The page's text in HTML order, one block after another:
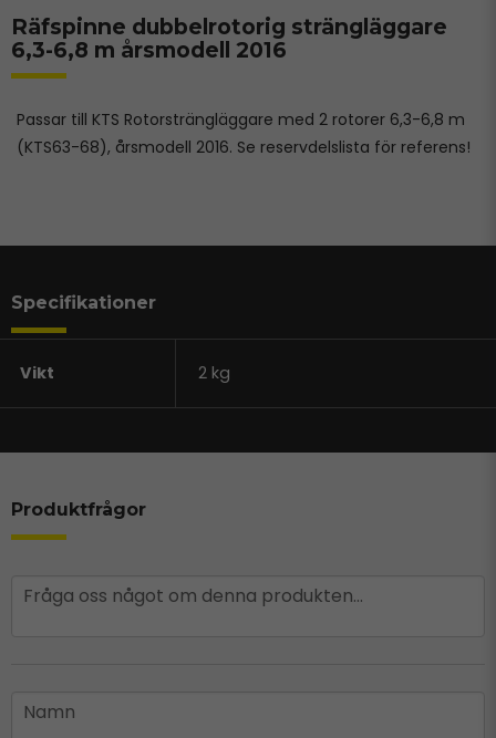
Räfspinne dubbelrotorig strängläggare
6,3-6,8 m årsmodell 2016
Passar till KTS Rotorsträngläggare med 2 rotorer 6,3-6,8 m
(KTS63-68), årsmodell 2016. Se reservdelslista för referens!
Specifikationer
Vikt 2 kg
Produktfrågor
question
Fråga oss något om denna produkten...
name
Namn